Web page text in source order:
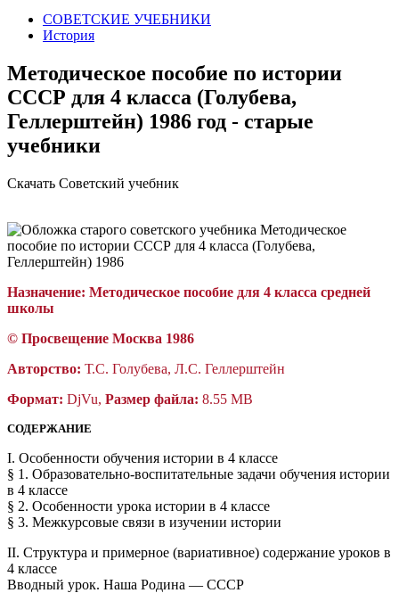
СОВЕТСКИЕ УЧЕБНИКИ
История
Методическое пособие по истории
СССР для 4 класса (Голубева,
Геллерштейн) 1986 год - старые
учебники
Скачать Советский учебник
Назначение: Методическое пособие для 4 класса средней
школы
© Просвещение Москва 1986
Авторство: Т.С. Голубева, Л.С. Геллерштейн
Формат: DjVu, Размер файла: 8.55 MB
СОДЕРЖАНИЕ
I. Особенности обучения истории в 4 классе
§ 1. Образовательно-воспитательные задачи обучения истории
в 4 классе
§ 2. Особенности урока истории в 4 классе
§ 3. Межкурсовые связи в изучении истории
II. Структура и примерное (вариативное) содержание уроков в
4 классе
Вводный урок. Наша Родина — СССР